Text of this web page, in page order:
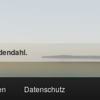
Datenschutz